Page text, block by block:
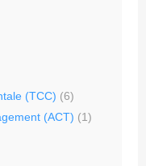
(TCC) (6)
(ACT) (1)